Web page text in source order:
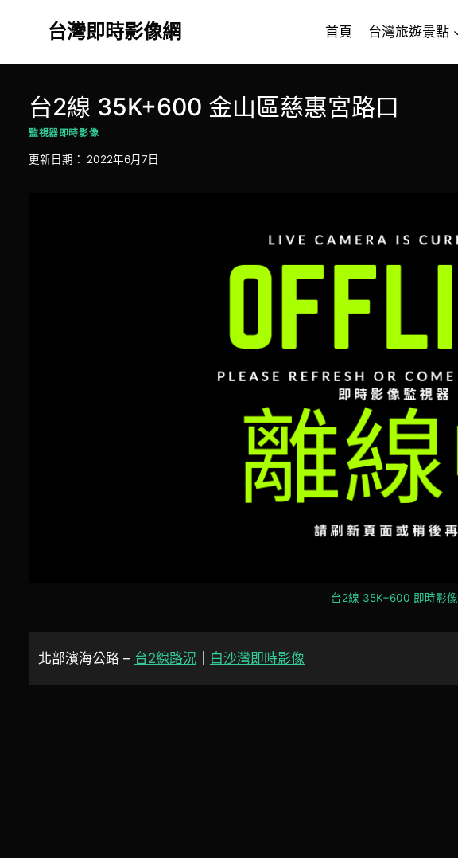
台灣即時影像網 首頁 台灣旅遊景點
台2線 35K+600 金山區慈惠宮路口
監視器即時影像
更新日期： 2022年6月7日
台2線 35K+600 即時影像
北部濱海公路 – 台2線路況 白沙灣即時影像